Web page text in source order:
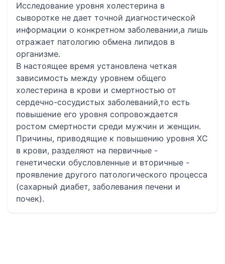
Исследование уровня холестерина в
сыворотке не дает точной диагностической
информации о конкретном заболевании,а лишь
отражает патологию обмена липидов в
организме.
В настоящее время установлена четкая
зависимость между уровнем общего
холестерина в крови и смертностью от
сердечно-сосудистых заболеваний,то есть
повышение его уровня сопровождается
ростом смертности среди мужчин и женщин.
Причины, приводящие к повышению уровня ХС
в крови, разделяют на первичные -
генетически обусловленные и вторичные -
проявление другого патологического процесса
(сахарный диабет, заболевания печени и
почек).